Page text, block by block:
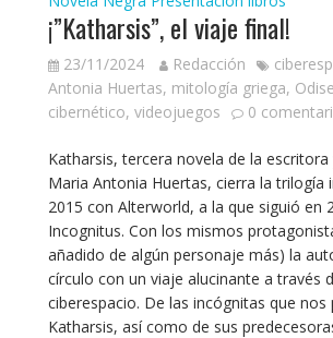
¡”Katharsis”, el viaje final!
23/11/2024 Redacción
Antonia Huertas, mitología griega,
cibernético, videojuegos 0
Katharsis, tercera novela de la
Maria Antonia Huertas, cierra la trilogía
2015 con Alterworld, a la que siguió en
Incognitus. Con los mismos
añadido de algún personaje más) la
círculo con un viaje alucinante a través
ciberespacio. De las incógnitas que nos
Katharsis, así como de sus